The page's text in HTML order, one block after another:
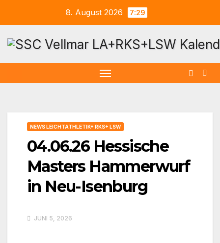
springen
8. August 2026 7:29
NEWS LEICHTATHLETIK+ RKS+ LSW
04.06.26 Hessische
Masters Hammerwurf
in Neu-Isenburg
JUNI 5, 2026